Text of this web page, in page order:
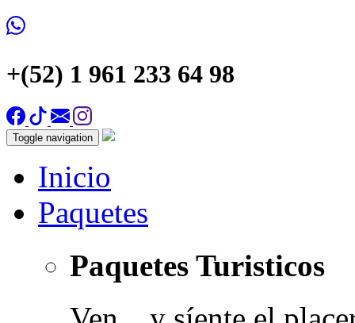
+(52) 1 961 233 64 98
Toggle navigation
Inicio
Paquetes
Paquetes Turisticos